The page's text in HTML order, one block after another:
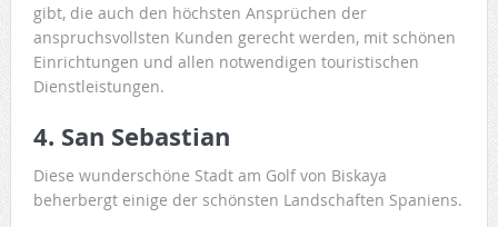
gibt, die auch den höchsten Ansprüchen der
anspruchsvollsten Kunden gerecht werden, mit schönen
Einrichtungen und allen notwendigen touristischen
Dienstleistungen.
4. San Sebastian
Diese wunderschöne Stadt am Golf von Biskaya
beherbergt einige der schönsten Landschaften Spaniens.